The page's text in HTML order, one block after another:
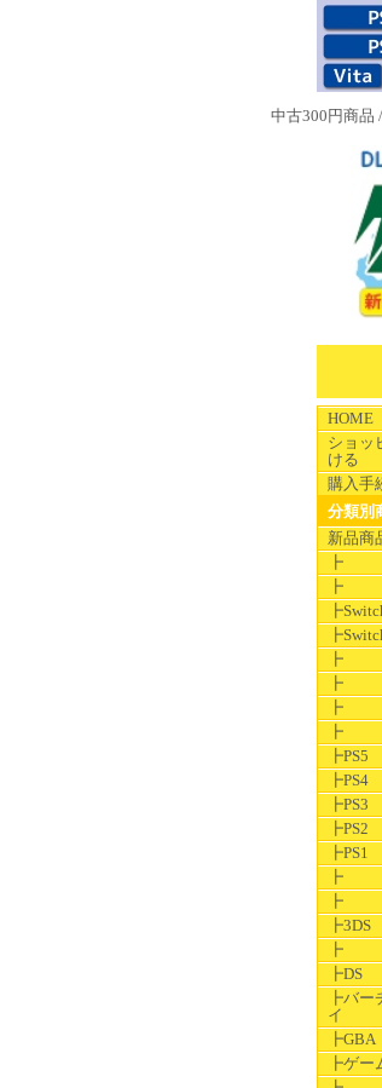
中古300円商品 /
NEW
HOME
ショッ
ける
購入手
分類別
新品商
┣
┣
┣
┣
┣
┣
┣PS5
┣PS4
┣PS3
┣PS2
┣PS1
┣
┣
┣3DS
┣
┣DS
┣バー
イ
┣GBA
┣ゲー